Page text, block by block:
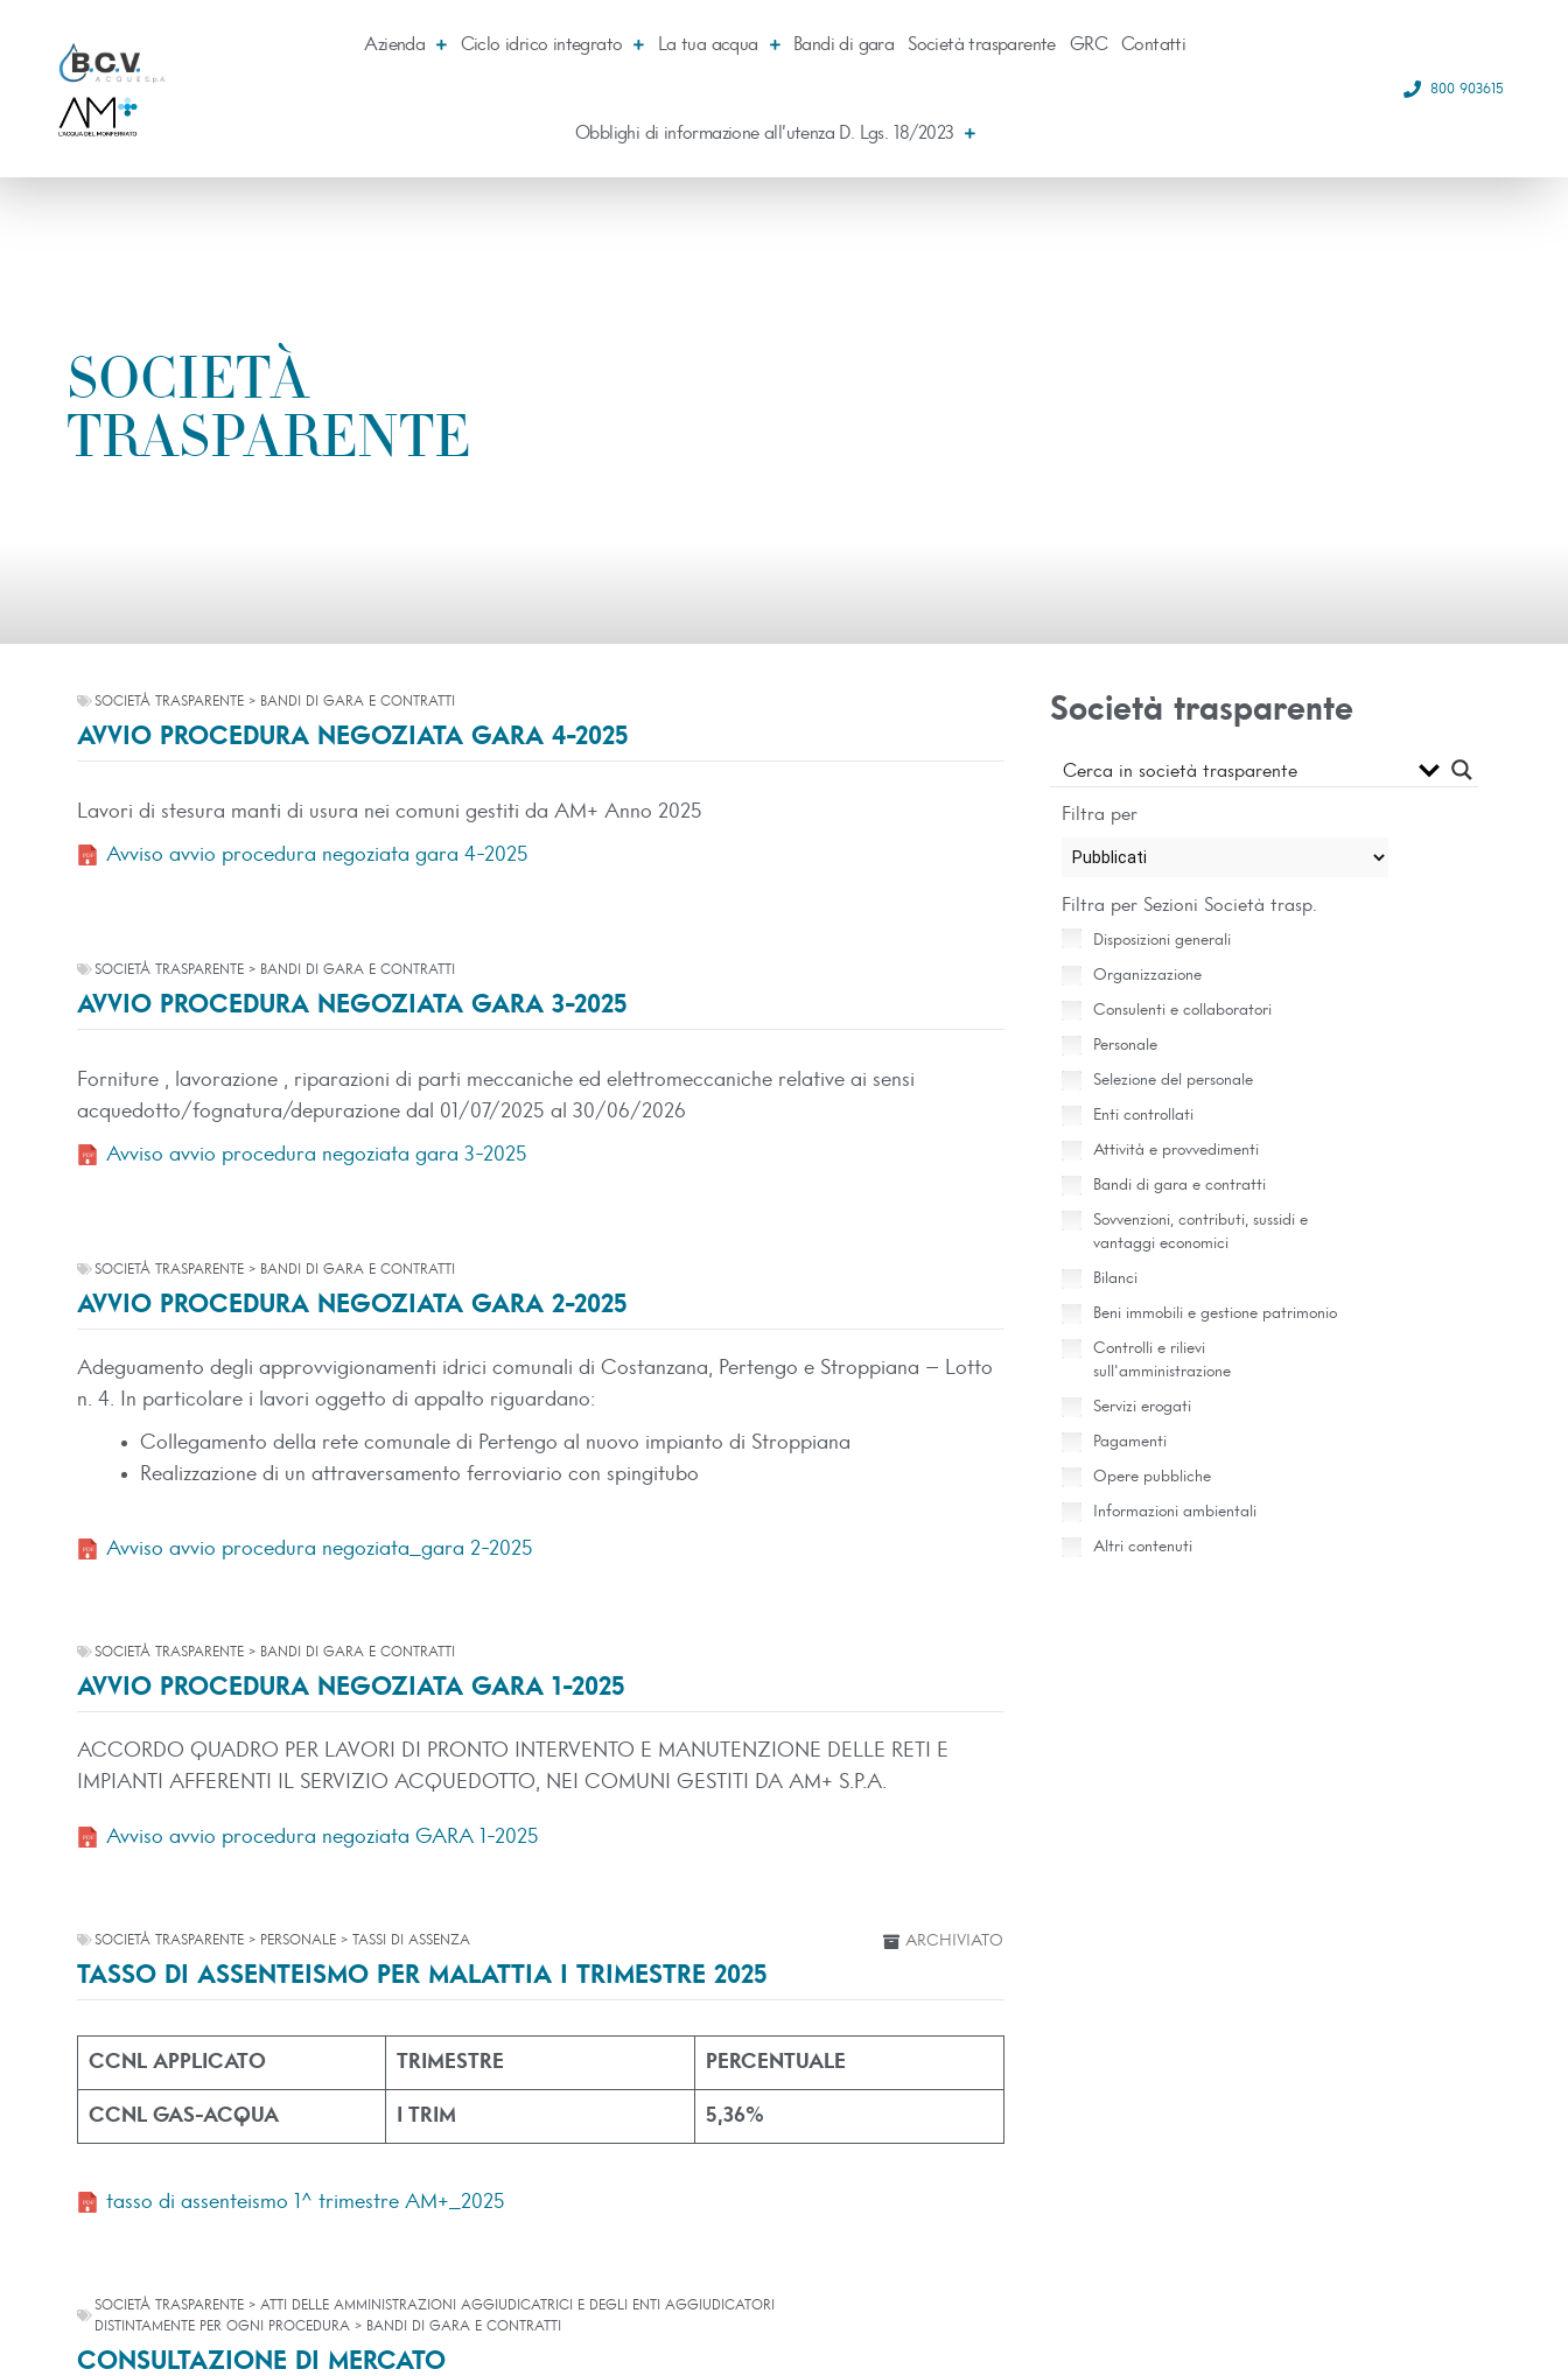
Azienda Ciclo idrico integrato La tua acqua Bandi di gara Società trasparente GRC Contatti
Obblighi di informazione all’utenza D. Lgs. 18/2023
800 903615
SOCIETÀ
TRASPARENTE
SOCIETÀ TRASPARENTE > BANDI DI GARA E CONTRATTI
AVVIO PROCEDURA NEGOZIATA GARA 4-2025
Lavori di stesura manti di usura nei comuni gestiti da AM+ Anno 2025
Avviso avvio procedura negoziata gara 4-2025
SOCIETÀ TRASPARENTE > BANDI DI GARA E CONTRATTI
AVVIO PROCEDURA NEGOZIATA GARA 3-2025
Forniture , lavorazione , riparazioni di parti meccaniche ed elettromeccaniche relative ai sensi
acquedotto/fognatura/depurazione dal 01/07/2025 al 30/06/2026
Avviso avvio procedura negoziata gara 3-2025
SOCIETÀ TRASPARENTE > BANDI DI GARA E CONTRATTI
AVVIO PROCEDURA NEGOZIATA GARA 2-2025
Adeguamento degli approvvigionamenti idrici comunali di Costanzana, Pertengo e Stroppiana – Lotto
n. 4. In particolare i lavori oggetto di appalto riguardano:
Collegamento della rete comunale di Pertengo al nuovo impianto di Stroppiana
Realizzazione di un attraversamento ferroviario con spingitubo
Avviso avvio procedura negoziata_gara 2-2025
SOCIETÀ TRASPARENTE > BANDI DI GARA E CONTRATTI
AVVIO PROCEDURA NEGOZIATA GARA 1-2025
ACCORDO QUADRO PER LAVORI DI PRONTO INTERVENTO E MANUTENZIONE DELLE RETI E
IMPIANTI AFFERENTI IL SERVIZIO ACQUEDOTTO, NEI COMUNI GESTITI DA AM+ S.P.A.
Avviso avvio procedura negoziata GARA 1-2025
SOCIETÀ TRASPARENTE > PERSONALE > TASSI DI ASSENZA
TASSO DI ASSENTEISMO PER MALATTIA I TRIMESTRE 2025
ARCHIVIATO
CCNL APPLICATO TRIMESTRE PERCENTUALE
CCNL GAS-ACQUA I TRIM 5,36%
tasso di assenteismo 1^ trimestre AM+_2025
SOCIETÀ TRASPARENTE > ATTI DELLE AMMINISTRAZIONI AGGIUDICATRICI E DEGLI ENTI AGGIUDICATORI
DISTINTAMENTE PER OGNI PROCEDURA > BANDI DI GARA E CONTRATTI
CONSULTAZIONE DI MERCATO
Società trasparente
Filtra per
Filtra per Sezioni Società trasp.
Disposizioni generali
Organizzazione
Consulenti e collaboratori
Personale
Selezione del personale
Enti controllati
Attività e provvedimenti
Bandi di gara e contratti
Sovvenzioni, contributi, sussidi e
vantaggi economici
Bilanci
Beni immobili e gestione patrimonio
Controlli e rilievi
sull'amministrazione
Servizi erogati
Pagamenti
Opere pubbliche
Informazioni ambientali
Altri contenuti